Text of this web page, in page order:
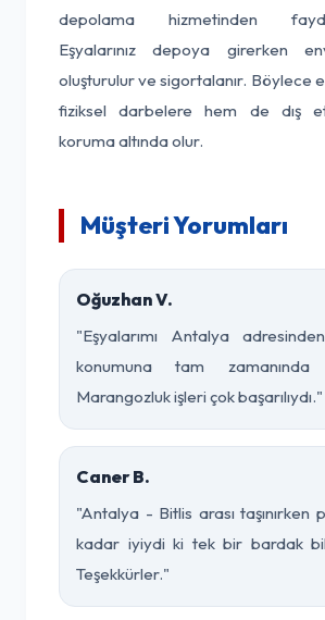
depolama hizmetinden
Eşyalarınız depoya girerken
oluşturulur ve sigortalanır. Böylece
fiziksel darbelere hem de dış
koruma altında olur.
Müşteri Yorumları
Oğuzhan V.
"Eşyalarımı Antalya
konumuna tam zamanında
Marangozluk işleri çok başarılıydı."
Caner B.
"Antalya - Bitlis arası taşınırken
kadar iyiydi ki tek bir bardak
Teşekkürler."